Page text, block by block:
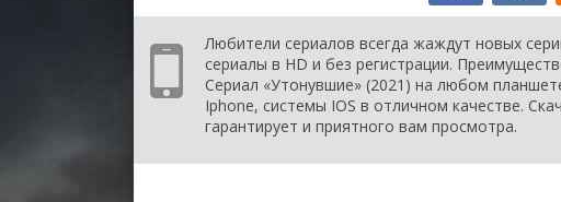
Любители сериалов всегда жаждут новых
сериалы в HD и без регистрации.
Сериал «Утонувшие» (2021) на любом
Iphone, системы IOS в отличном качестве.
гарантирует и приятного вам просмотра.